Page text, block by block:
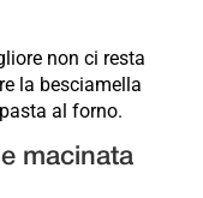
non ci resta
la besciamella
al forno.
macinata